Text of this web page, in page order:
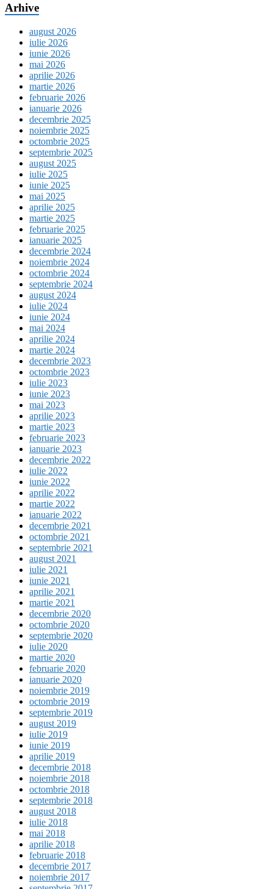
Arhive
august 2026
iulie 2026
iunie 2026
mai 2026
aprilie 2026
martie 2026
februarie 2026
ianuarie 2026
decembrie 2025
noiembrie 2025
octombrie 2025
septembrie 2025
august 2025
iulie 2025
iunie 2025
mai 2025
aprilie 2025
martie 2025
februarie 2025
ianuarie 2025
decembrie 2024
noiembrie 2024
octombrie 2024
septembrie 2024
august 2024
iulie 2024
iunie 2024
mai 2024
aprilie 2024
martie 2024
decembrie 2023
octombrie 2023
iulie 2023
iunie 2023
mai 2023
aprilie 2023
martie 2023
februarie 2023
ianuarie 2023
decembrie 2022
iulie 2022
iunie 2022
aprilie 2022
martie 2022
ianuarie 2022
decembrie 2021
octombrie 2021
septembrie 2021
august 2021
iulie 2021
iunie 2021
aprilie 2021
martie 2021
decembrie 2020
octombrie 2020
septembrie 2020
iulie 2020
martie 2020
februarie 2020
ianuarie 2020
noiembrie 2019
octombrie 2019
septembrie 2019
august 2019
iulie 2019
iunie 2019
aprilie 2019
decembrie 2018
noiembrie 2018
octombrie 2018
septembrie 2018
august 2018
iulie 2018
mai 2018
aprilie 2018
februarie 2018
decembrie 2017
noiembrie 2017